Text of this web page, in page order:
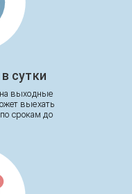
сутки
выходные
выехать
срокам до